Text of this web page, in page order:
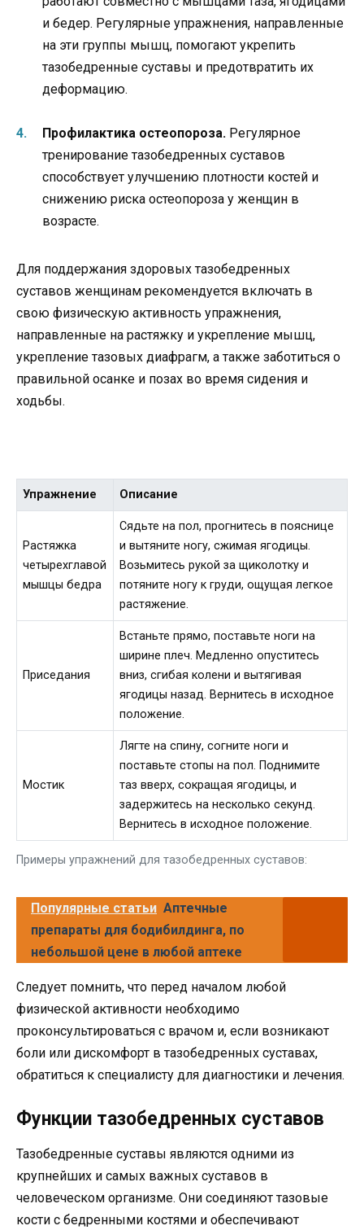
и бедер. Регулярные упражнения, направленные
на эти группы мышц, помогают укрепить
тазобедренные суставы и предотвратить их
деформацию.
Профилактика остеопороза. Регулярное
тренирование тазобедренных суставов
способствует улучшению плотности костей и
снижению риска остеопороза у женщин в
возрасте.
Для поддержания здоровых тазобедренных
суставов женщинам рекомендуется включать в
свою физическую активность упражнения,
направленные на растяжку и укрепление мышц,
укрепление тазовых диафрагм, а также заботиться о
правильной осанке и позах во время сидения и
ходьбы.
Примеры упражнений для тазобедренных суставов:
Упражнение Описание
Растяжка
четырехглавой
мышцы бедра
Сядьте на пол, прогнитесь в пояснице
и вытяните ногу, сжимая ягодицы.
Возьмитесь рукой за щиколотку и
потяните ногу к груди, ощущая легкое
растяжение.
Приседания
Встаньте прямо, поставьте ноги на
ширине плеч. Медленно опуститесь
вниз, сгибая колени и вытягивая
ягодицы назад. Вернитесь в исходное
положение.
Мостик
Лягте на спину, согните ноги и
поставьте стопы на пол. Поднимите
таз вверх, сокращая ягодицы, и
задержитесь на несколько секунд.
Вернитесь в исходное положение.
Популярные статьи Аптечные
препараты для бодибилдинга, по
небольшой цене в любой аптеке
Следует помнить, что перед началом любой
физической активности необходимо
проконсультироваться с врачом и, если возникают
боли или дискомфорт в тазобедренных суставах,
обратиться к специалисту для диагностики и лечения.
Функции тазобедренных суставов
Тазобедренные суставы являются одними из
крупнейших и самых важных суставов в
человеческом организме. Они соединяют тазовые
кости с бедренными костями и обеспечивают